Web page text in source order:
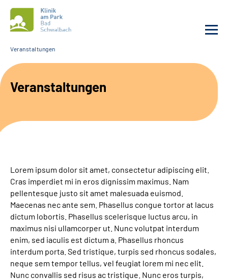
Unsere Klinik
Unsere Angebote
Service
Sozialdienste & Zuweisende
Suche
Leichte Sprache
Gebärdensprache
Veranstaltungen
Veranstaltungen
Lorem ipsum dolor sit amet, consectetur adipiscing elit.
Cras imperdiet mi in eros dignissim maximus. Nam
pellentesque justo sit amet malesuada euismod.
Maecenas nec ante sem. Phasellus congue tortor at lacus
dictum lobortis. Phasellus scelerisque luctus arcu, in
maximus nisi ullamcorper ut. Nunc volutpat interdum
enim, sed iaculis est dictum a. Phasellus rhoncus
interdum porta. Sed tristique, turpis sed rhoncus sodales,
neque sem tempor tellus, vel feugiat lorem mi nec elit.
Nunc convallis sed risus ac tristique. Nunc eros turpis,